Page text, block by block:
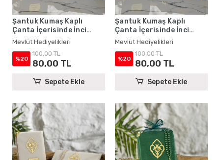
Şantuk Kumaş Kaplı
Çanta İçerisinde İnci
Tesbihli Gri Renkli Şantuk
Yasin Kitabı Seti - Mevlüt
Hediyelikleri
Mevlüt Hediyelikleri
%20
100,00 TL
80,00 TL
Sepete Ekle
Şantuk Kumaş Kaplı
Çanta İçerisinde İnci
Tesbihli Lacivert Renkli
Şantuk Yasin Kitabı Seti -
Mevlüt Hediyelikleri
Mevlüt Hediyelikleri
%20
100,00 TL
80,00 TL
Sepete Ekle